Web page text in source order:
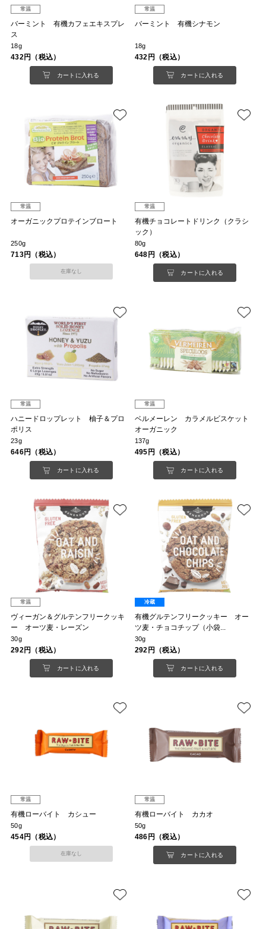
常温
バーミント 有機カフェエキスプレ
ス
18g
432円（税込）
カートに入れる
常温
バーミント 有機シナモン
18g
432円（税込）
カートに入れる
常温
オーガニックプロテインブロート
250g
713円（税込）
在庫なし
常温
有機チョコレートドリンク（クラシ
ック）
80g
648円（税込）
カートに入れる
常温
ハニードロップレット 柚子＆プロ
ポリス
23g
646円（税込）
カートに入れる
常温
ベルメーレン カラメルビスケット
オーガニック
137g
495円（税込）
カートに入れる
常温
ヴィーガン＆グルテンフリークッキ
ー オーツ麦・レーズン
30g
292円（税込）
カートに入れる
冷蔵
有機グルテンフリークッキー オー
ツ麦・チョコチップ（小袋...
30g
292円（税込）
カートに入れる
常温
有機ローバイト カシュー
50g
454円（税込）
在庫なし
常温
有機ローバイト カカオ
50g
486円（税込）
カートに入れる